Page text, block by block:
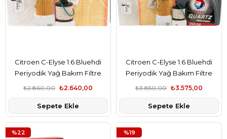
Citroen C-Elyse 1.6 Bluehdi
Periyodik Yağ Bakım Filtre
Seti 1610693780-9801366680-
₺2.640,00
₺2.860,00
Sepete Ekle
Citroen C-Elyse 1.6 Bluehdi
Periyodik Yağ Bakım Filtre
Seti Motor Yağlı Psa Marka
9802348680-9678792080-
0W30
₺3.575,00
₺3.850,00
Sepete Ekle
%22 %19